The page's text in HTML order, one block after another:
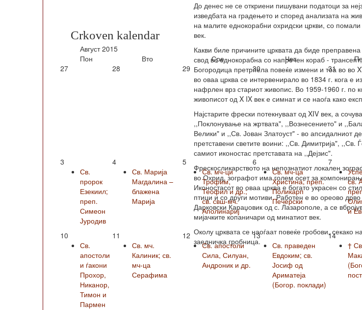
До денес не се откриени пишувани податоци за
изведбата на градењето и според анализата на
на малите еднокорабни охридски цркви, со
век.
Какви биле причините црквата да биде
свод во еднокорабна со напречен кораб -
Богородица претрпела повеќе измени и тоа во во
во оваа црква се интервенирало во 1834 г. кога е
нафрлен врз стариот живопис. Во 1959-1960 г. по
живописот од X IX век е симнат и се наоѓа како
Најстарите фрески потекнуваат од XIV век, а
,,Поклонување на жртвата", ,,Вознесението" и
Велики" и ,,Св. Јован Златоуст" - во апсидалниот
претставени светите воини: ,,Св. Димитрија", ,,Св.
самиот иконостас претставата на ,,Дејзис".
Фрескосликарството на непознатиот локален
во Охрид, зографот има голем осет за
Иконостасот во оваа црква е богато украсен со
птици и со други мотиви. Работен е во ореово
Дарковски Караџовик од с. Лазарополе, а се
мијачките копаничари од минатиот век.
Околу црквата се наоѓаат повеќе гробови, секако
заедничка гробница.
Crkoven kalendar
Август 2015
Пон
Вто Сре Чет
27
28 29 30 31
3
Св.
пророк
Езекиил;
преп.
Симеон
Јуродив
4
Св. Марија
Магдалина –
блажена
Марија
5
Св. мч-ци
Трофим,
Теофил и др.;
св. свш-мч.
Аполинариј
6
Св. мч-ца
Христина; преп.
Поликарп
Печерски
7
св.
и
10
Св.
апостоли
и ѓакони
Прохор,
Никанор,
Тимон и
Пармен
11
Св. мч.
Калиник; св.
мч-ца
Серафима
12
Св. апостоли
Сила, Силуан,
Андроник и др.
13
Св. праведен
Евдоким; св.
Јосиф од
Ариматеја
(Богор. поклади)
14
†